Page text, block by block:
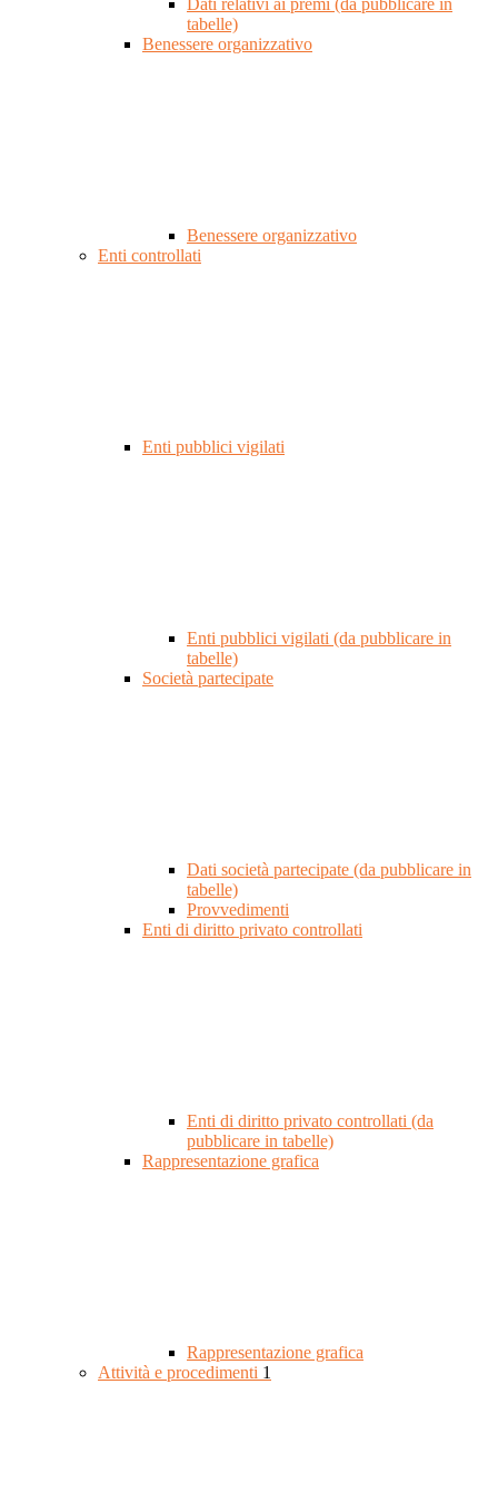
Dati relativi ai premi (da pubblicare in
tabelle)
Benessere organizzativo
Benessere organizzativo
Enti controllati
Enti pubblici vigilati
Enti pubblici vigilati (da pubblicare in
tabelle)
Società partecipate
Dati società partecipate (da pubblicare in
tabelle)
Provvedimenti
Enti di diritto privato controllati
Enti di diritto privato controllati (da
pubblicare in tabelle)
Rappresentazione grafica
Rappresentazione grafica
Attività e procedimenti 1